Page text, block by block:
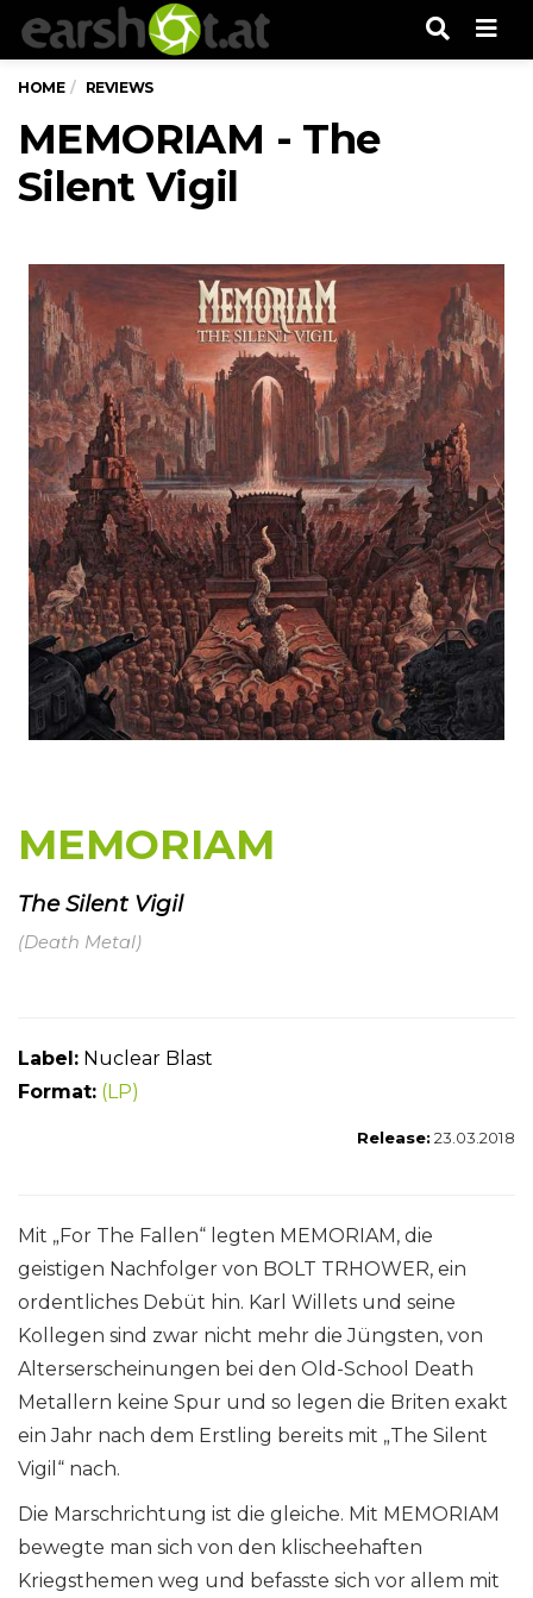
HOME REVIEWS
MEMORIAM - The
Silent Vigil
MEMORIAM
The Silent Vigil
(Death Metal)
Label: Nuclear Blast
Format: (LP)
Release: 23.03.2018
Mit „For The Fallen“ legten MEMORIAM, die
geistigen Nachfolger von BOLT TRHOWER, ein
ordentliches Debüt hin. Karl Willets und seine
Kollegen sind zwar nicht mehr die Jüngsten, von
Alterserscheinungen bei den Old-School Death
Metallern keine Spur und so legen die Briten exakt
ein Jahr nach dem Erstling bereits mit „The Silent
Vigil“ nach.
Die Marschrichtung ist die gleiche. Mit MEMORIAM
bewegte man sich von den klischeehaften
Kriegsthemen weg und befasste sich vor allem mit